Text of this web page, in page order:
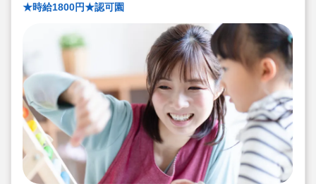
★時給1800円★認可園